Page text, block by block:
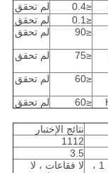
≤0.4
لم تحقق
≤0.1
لم تحقق
≤90 لم تحقق
≤75 لم تحقق
≤60 لم تحقق
≤60
لم تحقق
نتائج الإختبار
1112
3.5
السحق ≤ الدرجة 1 ،
لا فقاعات ، لا